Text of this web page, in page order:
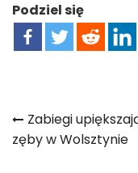
Podziel się
Nawigacja
wpisu
Zabiegi
zęby w Wolsztynie